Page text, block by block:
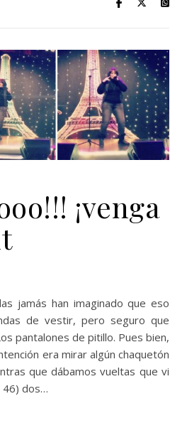
¡venga
jamás han imaginado que eso
de vestir, pero seguro que
pantalones de pitillo. Pues bien,
era mirar algún chaquetón
que dábamos vueltas que vi
46) dos…